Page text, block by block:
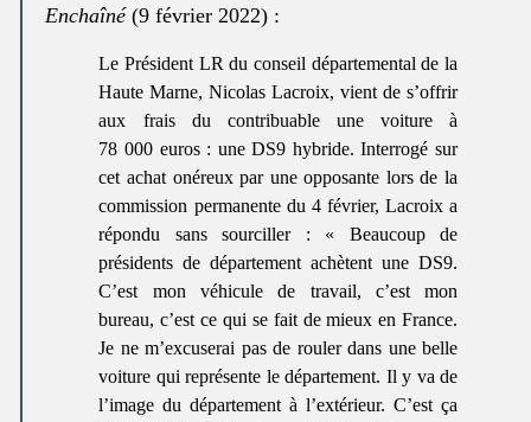
Enchaîné(9 février 2022) :
Le Président LR du conseil départemental de la
Haute Marne, Nicolas Lacroix, vient de s’offrir
aux frais du contribuable une voiture à
78 000 euros : une DS9 hybride. Interrogé sur
cet achat onéreux par une opposante lors de la
commission permanente du 4 février, Lacroix a
répondu sans sourciller : « Beaucoup de
présidents de département achètent une DS9.
C’est mon véhicule de travail, c’est mon
bureau, c’est ce qui se fait de mieux en France.
Je ne m’excuserai pas de rouler dans une belle
voiture qui représente le département. Il y va de
l’image du département à l’extérieur. C’est ça